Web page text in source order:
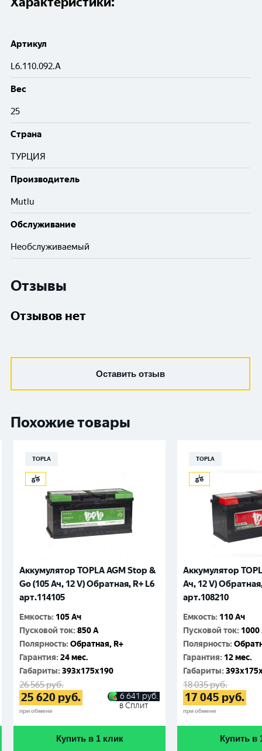
Артикул
L6.110.092.A
Вес
25
Cтрана
ТУРЦИЯ
Производитель
Mutlu
Обслуживание
Необслуживаемый
Отзывы
Отзывов нет
Оставить отзыв
Похожие товары
TOPLA
Аккумулятор TOPLA AGM Stop &
Go (105 Ач, 12 V) Обратная, R+ L6
арт.114105
Емкость: 105 Ач
Пусковой ток:850 A
Полярность:Обратная, R+
Гарантия:24 мес.
Габариты:393x175x190
26 565руб.
25 620 руб.
при обмене
6 641 руб.
в Сплит
Купить в 1 клик
TOPLA
Аккумулятор
Ач, 12 V)
арт.108210
Емкость: 110 Ач
Пусковой ток: 1000
Полярность:
Гарантия: 12 мес.
Габариты:
18 035руб.
17 045 руб.
при обмене
Купить в